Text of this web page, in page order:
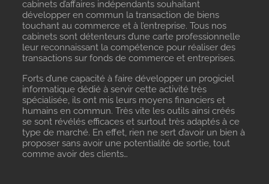
cabinets d’affaires indépendants souhaitant
développer en commun la transaction de biens
touchant au commerce et à l’entreprise. Tous nos
cabinets sont détenteurs d’une carte professionnelle
leur reconnaissant la compétence pour réaliser des
transactions sur fonds de commerce et entreprises.
Forts d’une capacité à faire développer un progiciel
informatique dédié à servir cette activité très
spécialisée, ils ont mis leurs moyens financiers et
humains en commun. Très vite les outils ainsi créés
se sont révélés efficaces et surtout très adaptés à ce
type de marché. En effet, rien ne sert d’avoir un bien à
proposer sans avoir une potentialité de sortie, tout
comme avoir des clients…